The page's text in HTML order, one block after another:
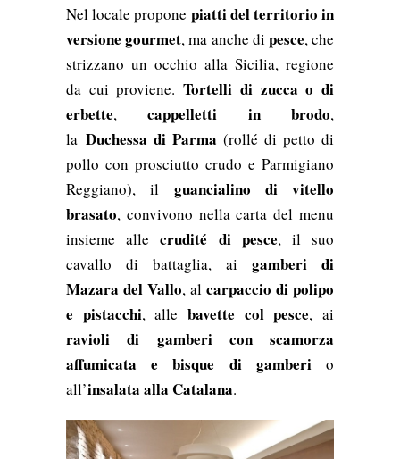
Nel locale propone piatti del territorio in
versione gourmet, ma anche di pesce, che
strizzano un occhio alla Sicilia, regione
da cui proviene.Tortelli di zucca o di
erbette,cappelletti in brodo,
la Duchessa di Parma (rollé di petto di
pollo con prosciutto crudo e Parmigiano
Reggiano), il guancialino di vitello
brasato, convivono nella carta del menu
insieme allecrudité di pesce, il suo
cavallo di battaglia, ai gamberi di
Mazara del Vallo, al carpaccio di polipo
e pistacchi, allebavette col pesce, ai
ravioli di gamberi con scamorza
affumicata e bisque di gamberio
all’insalata alla Catalana.